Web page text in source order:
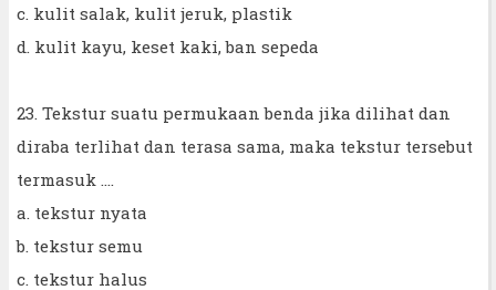
c. kulit salak, kulit jeruk, plastik
d. kulit kayu, keset kaki, ban sepeda
23. Tekstur suatu permukaan benda jika dilihat dan
diraba terlihat dan terasa sama, maka tekstur tersebut
termasuk ....
a. tekstur nyata
b. tekstur semu
c. tekstur halus